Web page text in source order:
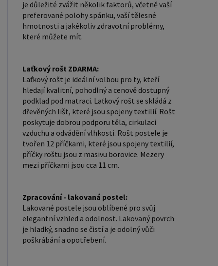
je důležité zvážit několik faktorů, včetně vaší
preferované polohy spánku, vaší tělesné
hmotnosti a jakékoliv zdravotní problémy,
které můžete mít.
Laťkový rošt ZDARMA:
Laťkový rošt je ideální volbou pro ty, kteří
hledají kvalitní, pohodlný a cenově dostupný
podklad pod matraci. Laťkový rošt se skládá z
dřevěných lišt, které jsou spojeny textilií. Rošt
poskytuje dobrou podporu těla, cirkulaci
vzduchu a odvádění vlhkosti. Rošt postele je
tvořen 12 příčkami, které jsou spojeny textilií,
příčky roštu jsou z masivu borovice. Mezery
mezi příčkami jsou cca 11 cm.
Zpracování - lakovaná postel:
Lakované postele jsou oblíbené pro svůj
elegantní vzhled a odolnost. Lakovaný povrch
je hladký, snadno se čistí a je odolný vůči
poškrábání a opotřebení.